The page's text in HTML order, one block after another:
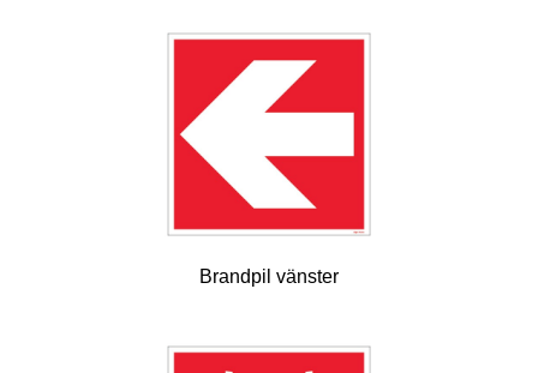
Brandpil vänster